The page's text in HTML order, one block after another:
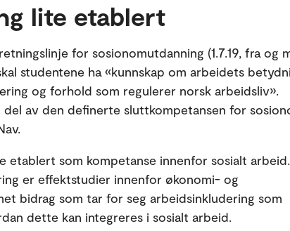
lite etablert
for sosionomutdanning (1.7.19, fra og
studentene ha «kunnskap om arbeidets
og forhold som regulerer norsk arbeidsliv».
av den definerte sluttkompetansen for
som kompetanse innenfor sosialt
er effektstudier innenfor økonomi- og
bidrag som tar for seg arbeidsinkludering som
dette kan integreres i sosialt arbeid.